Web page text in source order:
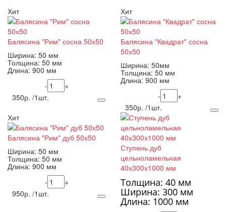
Хит
Балясина "Рим" сосна 50х50
Ширина: 50 мм
Толщина: 50 мм
Длина: 900 мм
-
+
350р. /1шт.
Хит
Балясина "Квадрат" сосна
50х50
Ширина: 50мм
Толщина: 50 мм
Длина: 900 мм
-
+
350р. /1шт.
Хит
Балясина "Рим" дуб 50х50
Ширина: 50 мм
Толщина: 50 мм
Длина: 900 мм
-
+
950р. /1шт.
Ступень дуб
цельноламельная
40х300х1000 мм
Толщина: 40 мм
Ширина: 300 мм
Длина: 1000 мм